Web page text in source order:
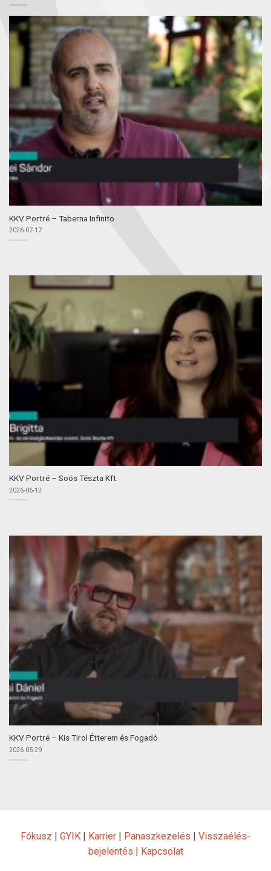
KKV Portré – Taberna Infinito
2026-07-17
KKV Portré – Soós Tészta Kft.
2026-06-12
KKV Portré – Kis Tirol Étterem és Fogadó
2026-05-29
Fókusz | GYIK | Karrier | Panaszkezelés | Visszaélés-
bejelentés | Kapcsolat